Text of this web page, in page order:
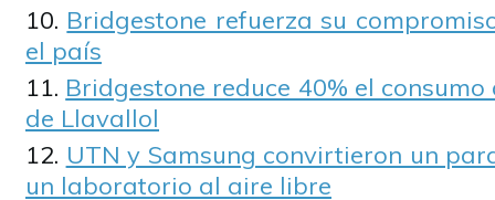
Bridgestone refuerza su
el país
Bridgestone reduce 40% el
de Llavallol
UTN y Samsung convirtieron un
un laboratorio al aire libre